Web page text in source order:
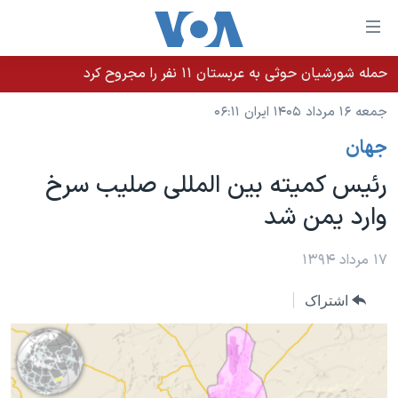
لینکهای
قابل
دسترسی
جهش
محتوای
اصلی
جهش
به
صفحه
جهش
به
خانه
نسخه سبک وب‌سایت
موضوع ها
ایران
آمریکا
جهان
برنامه های تلویزیونی
جدول برنامه ها
صفحه‌های ویژه
بایگانی برنامه‌های تلویزیونی
فرکانس‌های صدای آمریکا
پخش رادیویی
یادگیری زبان انگلیسی
حمله شورشیان حوثی به عربستان ۱۱ نفر را مجروح کرد
جمعه ۱۶ مرداد ۱۴۰۵ ایران ۰۶:۱۱
جهان
رئیس کمیته بین المللی صلیب سرخ
وارد یمن شد
۱۷ مرداد ۱۳۹۴
اشتراک